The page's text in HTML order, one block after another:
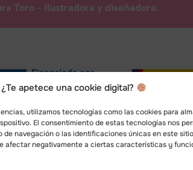
¿Te apetece una cookie digital?
utilizamos tecnologías como las cookies para
El consentimiento de estas tecnologías nos
navegación o las identificaciones únicas en este
afectar negativamente a ciertas características y
Toro – Ilustradora y diseñadora.